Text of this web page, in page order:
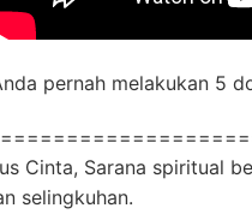
pernah melakukan 5
Cinta, Sarana spiritual
selingkuhan.